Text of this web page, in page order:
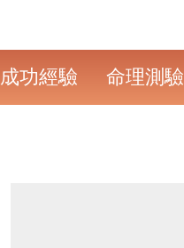
成功經驗 命理測驗